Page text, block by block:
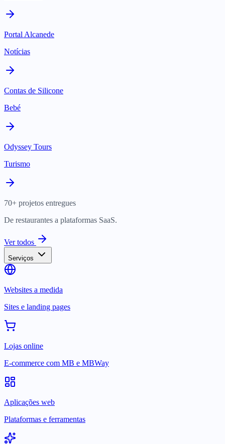
Portal Alcanede
Notícias
Contas de Silicone
Bebé
Odyssey Tours
Turismo
70+ projetos entregues
De restaurantes a plataformas SaaS.
Ver todos
Serviços
Websites a medida
Sites e landing pages
Lojas online
E-commerce com MB e MBWay
Aplicações web
Plataformas e ferramentas